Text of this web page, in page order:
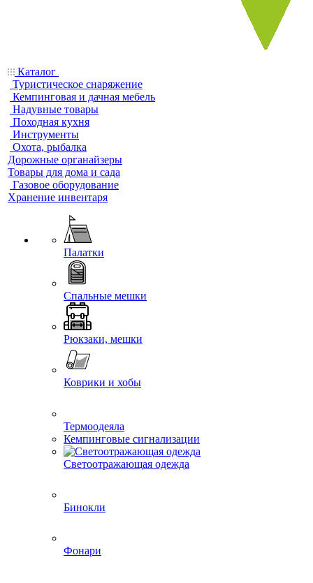
Каталог
Туристическое снаряжение
Кемпинговая и дачная мебель
Надувные товары
Походная кухня
Инструменты
Охота, рыбалка
Дорожные органайзеры
Товары для дома и сада
Газовое оборудование
Хранение инвентаря
Палатки
Спальные мешки
Рюкзаки, мешки
Коврики и хобы
Термоодеяла
Кемпинговые сигнализации
Светоотражающая одежда
Бинокли
Фонари